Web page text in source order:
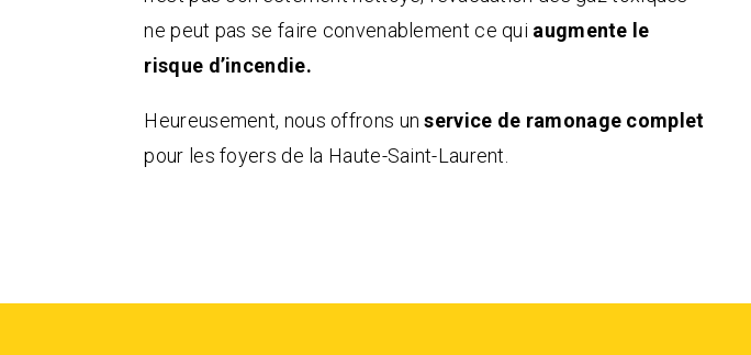
ne peut pas se faire convenablement ce qui augmente le
risque d’incendie.
Heureusement, nous offrons unservice de ramonage complet
pour les foyers de la Haute-Saint-Laurent.